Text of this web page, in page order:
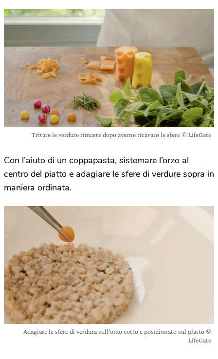
Tritare le verdure rimaste dopo averne ricavato le sfere © LifeGate
Con l’aiuto di un coppapasta, sistemare l’orzo al
centro del piatto e adagiare le sfere di verdure sopra in
maniera ordinata.
Adagiare le sfere di verdura sull’orzo cotto e posizionato sul piatto ©
LifeGate